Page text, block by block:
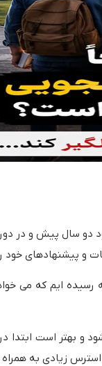
پیش و در دوران
و پیشنهادهای خود
ایم که می‌
بهتر است ابتدا
زیادی به